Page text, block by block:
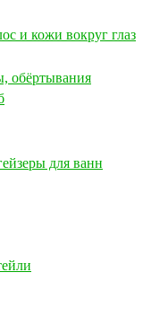
и кожи вокруг глаз
обёртывания
для ванн